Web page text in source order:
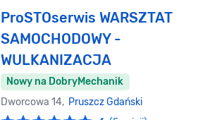
ProSTOserwis WARSZTAT
SAMOCHODOWY -
WULKANIZACJA
Nowy na DobryMechanik
Dworcowa 14, Pruszcz Gdański